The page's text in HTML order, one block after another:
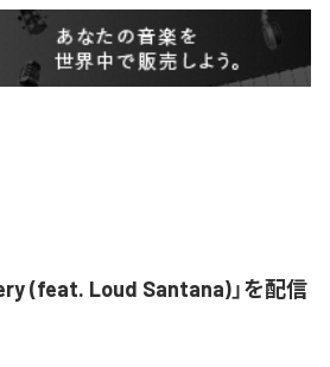
(feat. Loud Santana)」を配信